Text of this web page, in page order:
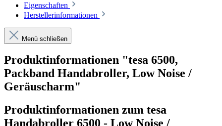
Eigenschaften
Herstellerinformationen
Menü schließen
Produktinformationen "tesa 6500,
Packband Handabroller, Low Noise /
Geräuscharm"
Produktinformationen zum tesa
Handabroller 6500 - Low Noise /